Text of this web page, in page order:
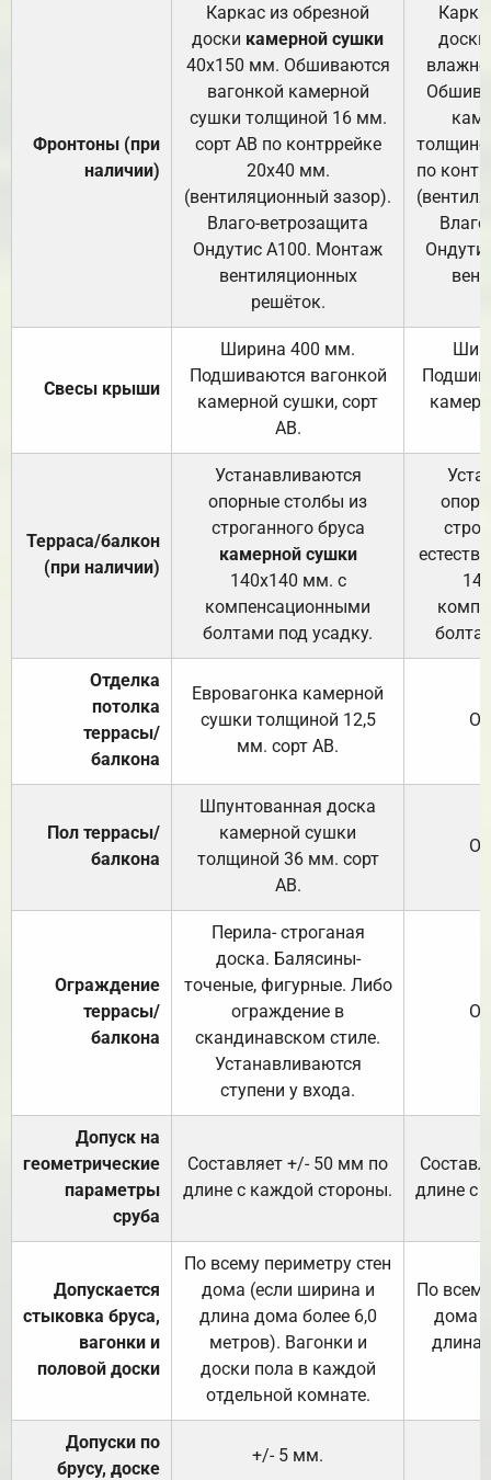
Фронтоны (при
наличии)
Каркас из обрезной
доски камерной сушки
40х150 мм. Обшиваются
вагонкой камерной
сушки толщиной 16 мм.
сорт АВ по контррейке
20х40 мм.
(вентиляционный зазор).
Влаго-ветрозащита
Ондутис А100. Монтаж
вентиляционных
решёток.
доски
по
Свесы крыши
Ширина 400 мм.
Подшиваются вагонкой
камерной сушки, сорт
АВ.
Терраса/балкон
(при наличии)
Устанавливаются
опорные столбы из
строганного бруса
камерной сушки
140х140 мм. с
компенсационными
болтами под усадку.
Отделка
потолка
террасы/
балкона
Евровагонка камерной
сушки толщиной 12,5
мм. сорт АВ.
Пол террасы/
балкона
Шпунтованная доска
камерной сушки
толщиной 36 мм. сорт
АВ.
Ограждение
террасы/
балкона
Перила- строганая
доска. Балясины-
точеные, фигурные. Либо
ограждение в
скандинавском стиле.
Устанавливаются
ступени у входа.
Допуск на
геометрические
параметры
сруба
Составляет +/- 50 мм по
длине с каждой стороны.
длине с
Допускается
стыковка бруса,
вагонки и
половой доски
По всему периметру стен
дома (если ширина и
длина дома более 6,0
метров). Вагонки и
доски пола в каждой
отдельной комнате.
По
дома
длина
Допуски по
брусу, доске
+/- 5 мм.